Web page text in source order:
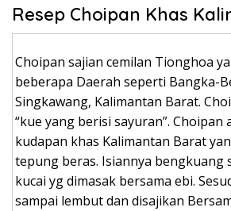
Resep Choipan Khas
Choipan sajian cemilan Tionghoa
beberapa Daerah seperti Bangka-
Singkawang, Kalimantan Barat.
“kue yang berisi sayuran”. Choipan
kudapan khas Kalimantan Barat
tepung beras. Isiannya bengkuang
kucai yg dimasak bersama ebi.
sampai lembut dan disajikan